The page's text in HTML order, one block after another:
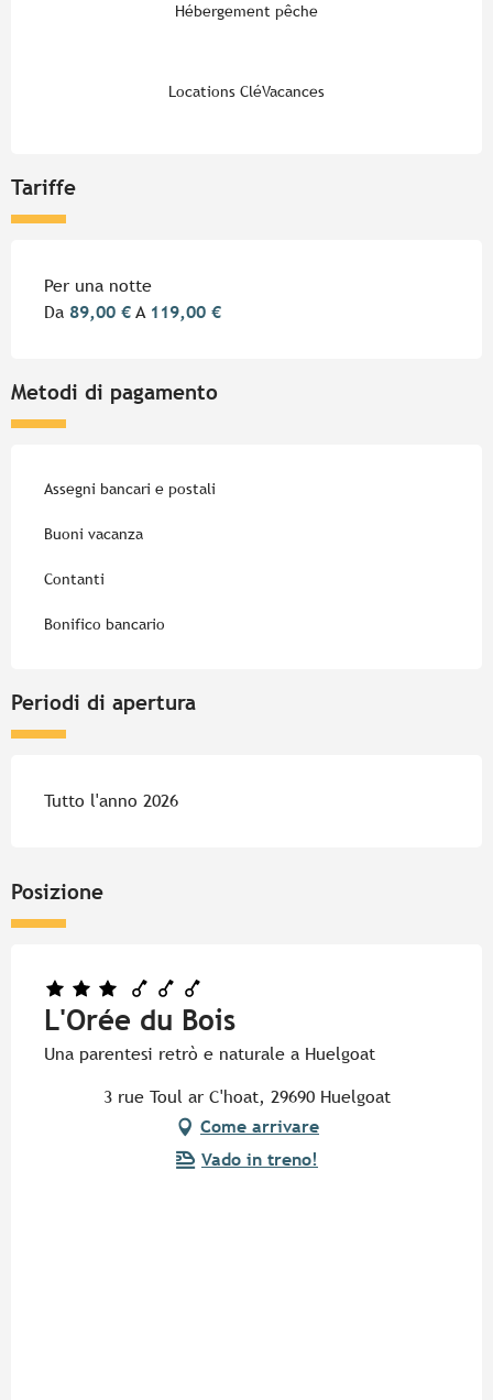
Hébergement pêche
Locations CléVacances
Tariffe
Tariffe 2026
Per una notte
Da 89,00 € A 119,00 €
Metodi di pagamento
Assegni bancari e postali
Buoni vacanza
Contanti
Bonifico bancario
Periodi di apertura
Tutto l'anno 2026
Posizione
L'Orée du Bois
Una parentesi retrò e naturale a Huelgoat
3 rue Toul ar C'hoat, 29690 Huelgoat
Come arrivare
Vado in treno!